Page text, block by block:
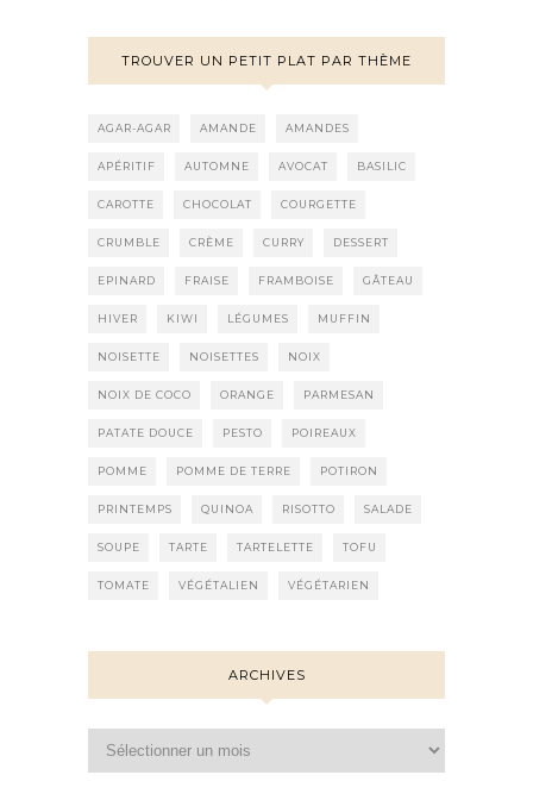
TROUVER UN PETIT PLAT PAR THÈME
AGAR-AGAR AMANDE AMANDES
APÉRITIF AUTOMNE AVOCAT BASILIC
CAROTTE CHOCOLAT COURGETTE
CRUMBLE CRÈME CURRY DESSERT
EPINARD FRAISE FRAMBOISE GÂTEAU
HIVER KIWI LÉGUMES MUFFIN
NOISETTE NOISETTES NOIX
NOIX DE COCO ORANGE PARMESAN
PATATE DOUCE PESTO POIREAUX
POMME POMME DE TERRE POTIRON
PRINTEMPS QUINOA RISOTTO SALADE
SOUPE TARTE TARTELETTE TOFU
TOMATE VÉGÉTALIEN VÉGÉTARIEN
ARCHIVES